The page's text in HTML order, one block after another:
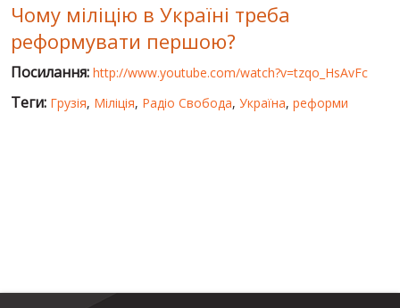
"WINTER ON FIRE"
ХРОНОЛОГІЯ ЄВРОМАЙДАНУ
Чому міліцію в Україні треба
реформувати першою?
Посилання: http://www.youtube.com/watch?v=tzqo_HsAvFc
Теги: Грузія, Міліція, Радіо Свобода, Україна, реформи